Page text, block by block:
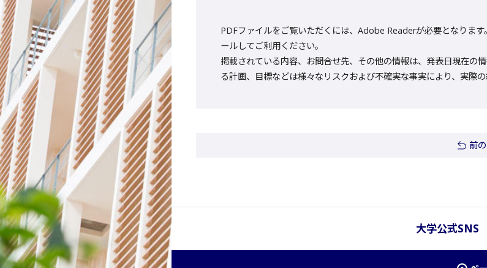
PDFファイルをご覧いただくには、Adobe Readerが必要となりま
ールしてご利用ください。
掲載されている内容、お問合せ先、その他の情報は、発表日現在の
る計画、目標などは様々なリスクおよび不確実な事実により、実際
前
大学公式SNS